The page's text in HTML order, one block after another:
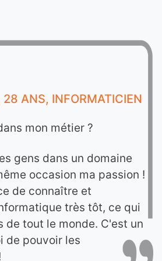
28 ANS, INFORMATICIEN
mon métier ?
gens dans un domaine
occasion ma passion !
de connaître et
très tôt, ce qui
de tout le monde. C'est un
de pouvoir les